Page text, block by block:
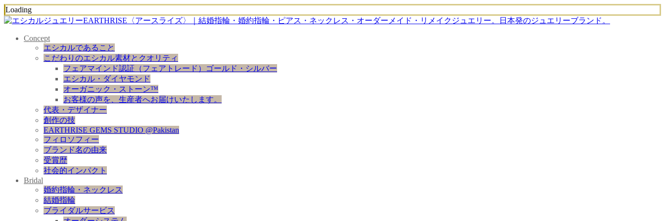
Loading
Concept
エシカルであること
こだわりのエシカル素材とクオリティ
フェアマインド認証（フェアトレード）ゴールド・シルバー
エシカル・ダイヤモンド
オーガニック・ストーン™
お客様の声を、生産者へお届けいたします。
代表・デザイナー
創作の技
EARTHRISE GEMS STUDIO @Pakistan
フィロソフィー
ブランド名の由来
受賞歴
社会的インパクト
Bridal
婚約指輪・ネックレス
結婚指輪
ブライダルサービス